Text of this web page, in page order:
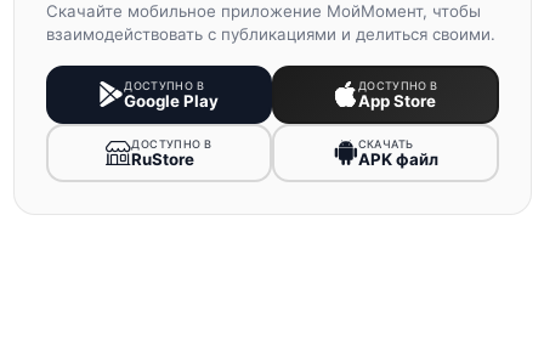
Скачайте мобильное приложение МойМомент, чтобы
взаимодействовать с публикациями и делиться своими.
ДОСТУПНО В
Google Play
ДОСТУПНО В
App Store
ДОСТУПНО В
RuStore
СКАЧАТЬ
APK файл